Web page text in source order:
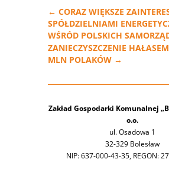
← CORAZ WIĘKSZE
SPÓŁDZIELNIAMI
WŚRÓD POLSKICH
ZANIECZYSZCZENIE
MLN POLAKÓW→
Zakład Gospodarki Komunalnej
o.o.
ul. Osadowa 1
32-329 Bolesław
NIP: 637-000-43-35, REGON: